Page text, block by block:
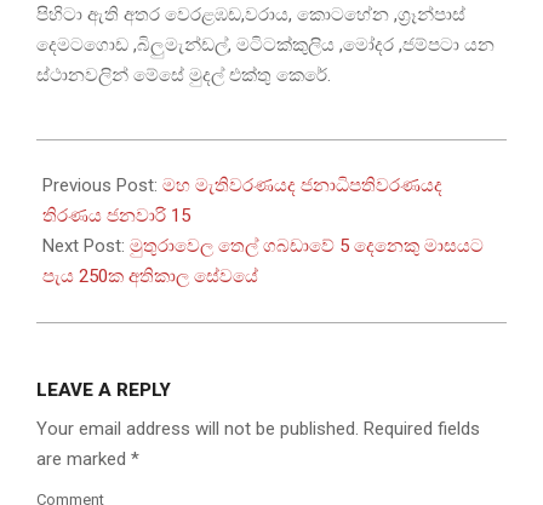
පිහිටා ඇති අතර වෙරළඹඩ,වරාය, කොටහේන ,ග්‍රෑන්පාස්
දෙමටගොඩ ,බිලුමැන්ඩල්, මටිටක්කුලිය ,මෝදර ,ජම්පටා යන
ස්ථානවලින් මේසේ මුදල් එක්තු කෙරේ.
01-
05
Previous Post: මහ මැතිවරණයද ජනාධිපතිවරණයද
තිරණය ජනවාරි 15
Next Post: මුතුරාවෙල තෙල් ගබඩාවේ 5 දෙනෙකු මාසයට
පැය 250ක අතිකාල සේවයේ
LEAVE A REPLY
Your email address will not be published. Required fields
are marked *
Comment